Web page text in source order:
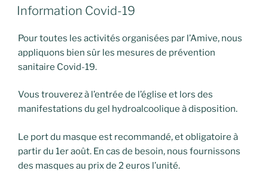
LE
Information Covid-19
Pour toutes les activités organisées par l’Amive, nous
appliquons bien sûr les mesures de prévention
sanitaire Covid-19.
Vous trouverez à l’entrée de l’église et lors des
manifestations du gel hydroalcoolique à disposition.
Le port du masque est recommandé, et obligatoire à
partir du 1er août. En cas de besoin, nous fournissons
des masques au prix de 2 euros l’unité.